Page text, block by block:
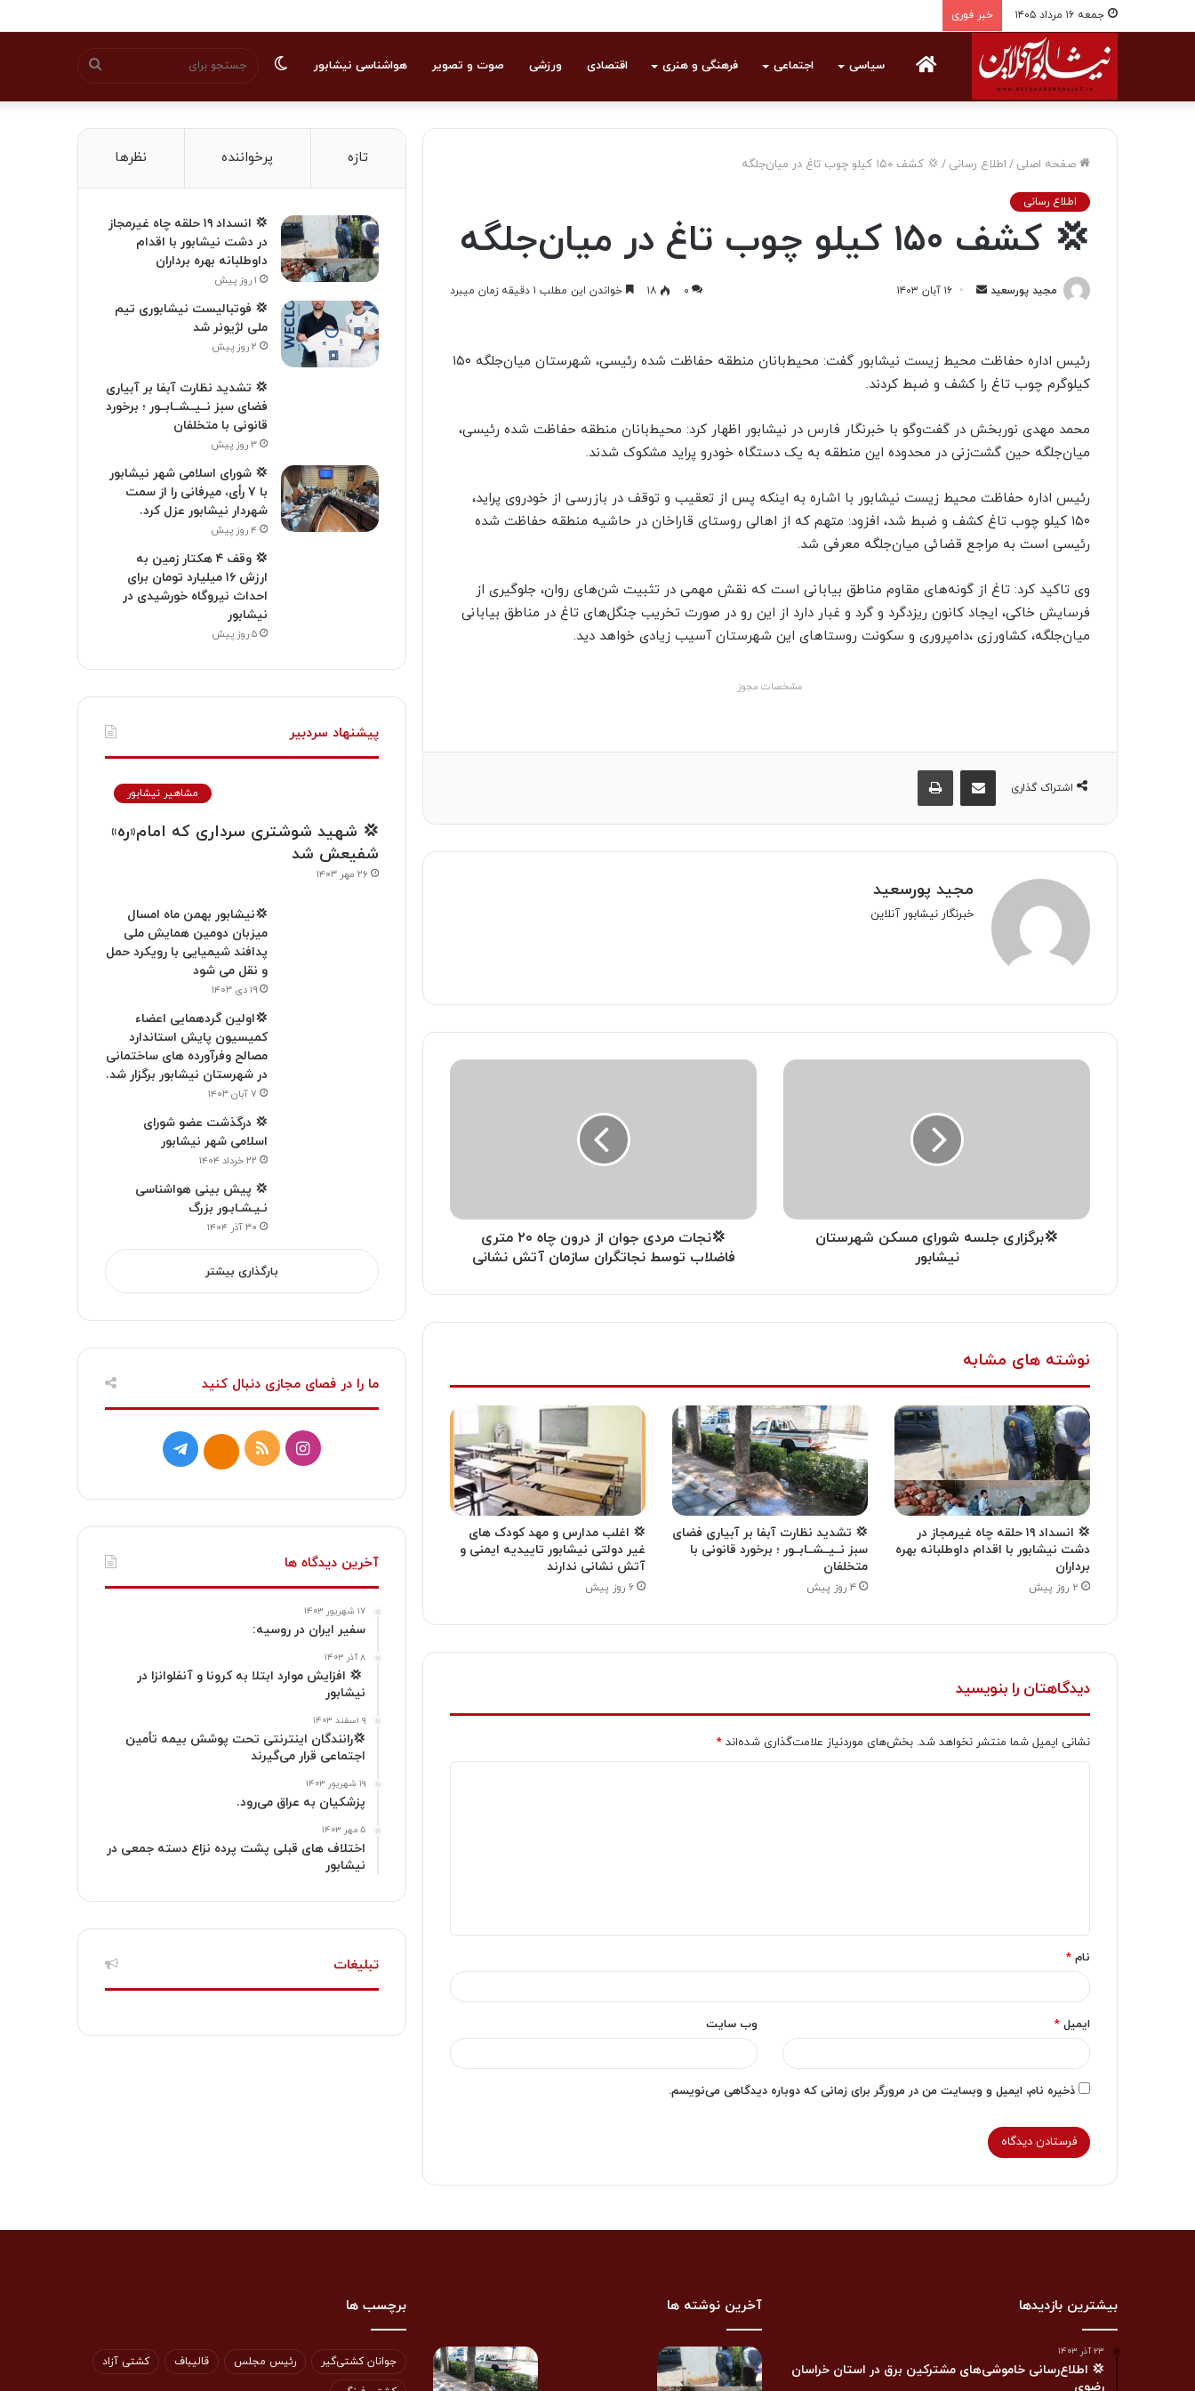
جمعه ۱۶ مرداد ۱۴۰۵ خبر فوری
سیاسی اجتماعی فرهنگی و هنری اقتصادی ورزشی صوت و تصویر هواشناسی نیشابور
برای
تغییر
صفحه اصلی / اطلاع رسانی / 💢 کشف ۱۵۰ کیلو چوب تاغ در میان‌جلگه
اطلاع رسانی
💢 کشف ۱۵۰ کیلو چوب تاغ در میان‌جلگه
مجید پورسعید
ل
ا
ی
ل
۱۶ آبان ۱۴۰۳ ۰ ۱۸ خواندن این مطلب ۱ دقیقه زمان میبرد
رئیس اداره حفاظت محیط زیست نیشابور گفت: محیط‌بانان منطقه حفاظت شده رئیسی، شهرستان میان‌جلگه ۱۵۰
کیلوگرم چوب تاغ را کشف و ضبط کردند.
محمد مهدی نوربخش در گفت‌وگو با خبرنگار فارس در نیشابور اظهار کرد: محیط‌بانان منطقه حفاظت شده رئیسی،
میان‌جلگه حین گشت‌زنی در محدوده این منطقه به یک دستگاه خودرو پراید مشکوک شدند.
رئیس اداره حفاظت محیط زیست نیشابور با اشاره به اینکه پس از تعقیب و توقف در بازرسی از خودروی پراید،
۱۵۰ کیلو چوب تاغ کشف و ضبط شد، افزود: متهم که از اهالی روستای قاراخان در حاشیه منطقه حفاظت شده
رئیسی است به مراجع قضائی میان‌جلگه معرفی شد.
وی تاکید کرد: تاغ از گونه‌های مقاوم مناطق بیابانی است که نقش مهمی در تثبیت شن‌های روان، جلوگیری از
فرسایش خاکی، ایجاد کانون ریزدگرد و گرد و غبار دارد از این رو در صورت تخریب جنگل‌های تاغ در مناطق بیابانی
میان‌جلگه، کشاورزی ،دامپروری و سکونت روستاهای این شهرستان آسیب زیادی خواهد دید.
مشخصات مجوز
اشتراک گذاری
مجید پورسعید
خبرنگار نیشابور آنلاین
💢برگزاری جلسه شورای مسکن شهرستان
نیشابور
💢نجات مردی جوان از درون چاه ۲۰ متری
فاضلاب توسط نجاتگران سازمان آتش نشانی
نوشته های مشابه
💢 انسداد ۱۹ حلقه چاه غیرمجاز در
دشت نیشابور با اقدام داوطلبانه بهره
برداران
۲ روز پیش
💢 تشدید نظارت آبفا بر آبیاری فضای
سبز نــیــشــابــور ؛ برخورد قانونی با
متخلفان
۴ روز پیش
💢 اغلب مدارس و مهد کودک های
غیر دولتی نیشابور تاییدیه ایمنی و
آتش نشانی ندارند
۶ روز پیش
دیدگاهتان را بنویسید
نشانی ایمیل شما منتشر نخواهد شد. بخش‌های موردنیاز علامت‌گذاری شده‌اند *
*
نام *
ایمیل * وب‌ سایت
ذخیره نام، ایمیل و وبسایت من در مرورگر برای زمانی که دوباره دیدگاهی می‌نویسم.
تازه پرخواننده نظرها
💢 انسداد ۱۹ حلقه چاه غیرمجاز
در دشت نیشابور با اقدام
داوطلبانه بهره برداران
۱ روز پیش
💢 فوتبالیست نیشابوری تیم
ملی لژیونر شد
۲ روز پیش
💢 تشدید نظارت آبفا بر آبیاری
فضای سبز نــیــشــابــور ؛ برخورد
قانونی با متخلفان
۳ روز پیش
💢 شورای اسلامی شهر نیشابور
با ۷ رأی، میرفانی را از سمت
شهردار نیشابور عزل کرد.
۴ روز پیش
💢 وقف ۴ هکتار زمین به
ارزش ۱۶ میلیارد تومان برای
احداث نیروگاه خورشیدی در
نیشابور
۵ روز پیش
پیشنهاد سردبیر
مشاهیر نیشابور
💢 شهید شوشتری سرداری که امام«ره»
شفیعش شد
۲۶ مهر ۱۴۰۳
💢نیشابور بهمن ماه امسال
میزبان دومین همایش ملی
پدافند شیمیایی با رویکرد حمل
و نقل می شود
۱۹ دی ۱۴۰۳
💢اولین گردهمایی اعضاء
کميسیون پایش استاندارد
مصالح وفرآورده های ساختمانی
در شهرستان نیشابور برگزار شد.
۷ آبان ۱۴۰۳
💢 درگذشت عضو شورای
اسلامی شهر نیشابور
۲۲ خرداد ۱۴۰۴
💢 پیش بینی هواشناسی
نـیـشـابـور بزرگ
۳۰ آذر ۱۴۰۴
بارگذاری بیشتر
ما را در فصای مجازی دنبال کنید
ا
س
ت
ا
م
خ
ک
ت
ا
آخرین دیدگاه ها
۱۷ شهریور ۱۴۰۳
سفیر ایران در روسیه:
۸ آذر ۱۴۰۳
‍ 💢 افزایش موارد ابتلا به کرونا و آنفلوانزا در
نیشابور
۹ اسفند ۱۴۰۳
💢رانندگان اینترنتی تحت پوشش بیمه تأمین
اجتماعی قرار می‌گیرند
۱۹ شهریور ۱۴۰۳
پزشکیان به عراق می‌رود.
۵ مهر ۱۴۰۳
اختلاف های قبلی پشت پرده نزاع دسته جمعی در
نیشابور
تبلیغات
بیشترین بازدیدها
۲۳ آذر ۱۴۰۳
💢 اطلاع‌رسانی خاموشی‌های مشترکین برق در استان خراسان
رضوی
آخرین نوشته ها برچسب ها
جوانان کشتی‌گیر رئیس مجلس قالیباف کشتی آزاد